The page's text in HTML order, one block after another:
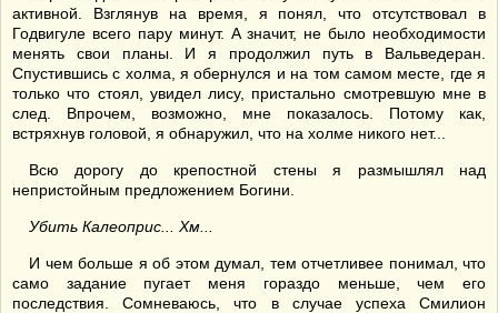
активной. Взглянув на время, я понял, что отсутствовал в
Годвигуле всего пару минут. А значит, не было необходимости
менять свои планы. И я продолжил путь в Вальведеран.
Спустившись с холма, я обернулся и на том самом месте, где я
только что стоял, увидел лису, пристально смотревшую мне в
след. Впрочем, возможно, мне показалось. Потому как,
встряхнув головой, я обнаружил, что на холме никого нет...
Всю дорогу до крепостной стены я размышлял над
непристойным предложением Богини.
Убить Калеоприс Хм...
И чем больше я об этом думал, тем отчетливее понимал, что
само задание пугает меня гораздо меньше, чем его
последствия. Сомневаюсь, что в случае успеха Смилион